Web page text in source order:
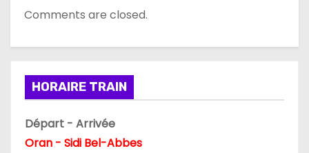
Comments are closed.
HORAIRE TRAIN
Départ - Arrivée
Oran - Sidi Bel-Abbes